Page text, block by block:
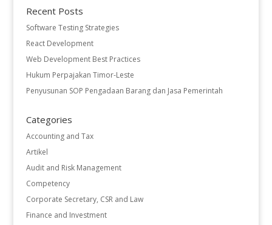
Recent Posts
Software Testing Strategies
React Development
Web Development Best Practices
Hukum Perpajakan Timor-Leste
Penyusunan SOP Pengadaan Barang dan Jasa Pemerintah
Categories
Accounting and Tax
Artikel
Audit and Risk Management
Competency
Corporate Secretary, CSR and Law
Finance and Investment